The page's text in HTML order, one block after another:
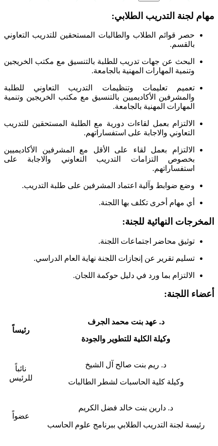
مهام لجنة التدريب الطلابي:
حصر قوائم الطلاب والطالبات المستحقين للتدريب التعاوني
بالقسم.
البحث عن جهات تدريب للطلبة بالتنسيق مع مكتب الخريجين
وتنمية المهارات المهنية بالجامعة.
تعميم تعليمات وتنظيمات التدريب التعاوني للطلبة
والمشرفين الأكاديميين بالتنسيق مع مكتب الخريجين وتنمية
المهارات المهنية بالجامعة.
الالتزام بعمل لقاءات دورية مع الطلبة المستحقين للتدريب
التعاوني والاجابة على استفساراتهم.
الالتزام بعمل لقاء على الأقل مع المشرفين الأكاديميين
بخصوص التزامات التدريب التعاوني والاجابة على
استفساراتهم.
وضع ضوابط وآلية اعتماد المشرفين على طلبة التدريب.
أي مهام أخرى تكلف بها اللجنة.
المخرجات النهائية للجنة:
توثيق محاضر اجتماعات اللجنة.
تسليم تقرير عن إنجازات اللجنة نهاية العام الدراسي.
الالتزام بما ورد في دليل حوكمة اللجان.
أعضاء اللجنة:
د. عهد بنت محمد الجرف
وكيلة الكلية للتطوير والجودة
رئيساً
د. ريم بنت صالح آل الشيخ
وكيلة كلية الحاسبات لشطر الطالبات
نائباً
للرئيس
د. دارين بنت خالد فضل الكريم
رئيسة لجنة التدريب الطلابي ببرنامج علوم الحاسب
عضواً